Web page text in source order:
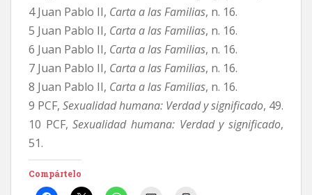
4 Juan Pablo II, Carta a las Familias, n. 16.
5 Juan Pablo II, Carta a las Familias, n. 16.
6 Juan Pablo II, Carta a las Familias, n. 16.
7 Juan Pablo II, Carta a las Familias, n. 16.
8 Juan Pablo II, Carta a las Familias, n. 16.
9 PCF, Sexualidad humana: Verdad y significado, 49.
10 PCF,Sexualidad humana: Verdad y significado,
51.
Compártelo